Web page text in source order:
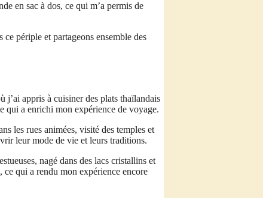
en sac à dos, ce qui m’a permis de
périple et partageons ensemble des
j’ai appris à cuisiner des plats thaïlandais
qui a enrichi mon expérience de voyage.
les rues animées, visité des temples et
leur mode de vie et leurs traditions.
nagé dans des lacs cristallins et
ce qui a rendu mon expérience encore